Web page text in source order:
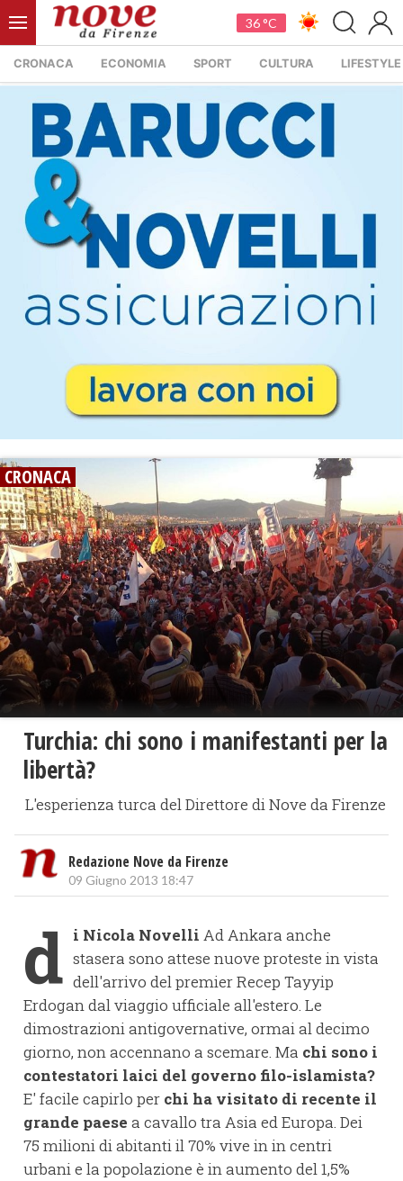
36 °C
CRONACA ECONOMIA SPORT CULTURA LIFESTYLE
CRONACA
Turchia: chi sono i manifestanti per la
libertà?
L'esperienza turca del Direttore di Nove da Firenze
Redazione Nove da Firenze
09 Giugno 2013 18:47
d i Nicola Novelli Ad Ankara anche
stasera sono attese nuove proteste in vista
dell'arrivo del premier Recep Tayyip
Erdogan dal viaggio ufficiale all'estero. Le
dimostrazioni antigovernative, ormai al decimo
giorno, non accennano a scemare. Ma chi sono i
contestatori laici del governo filo-islamista?
E' facile capirlo per chi ha visitato di recente il
grande paese a cavallo tra Asia ed Europa. Dei
75 milioni di abitanti il 70% vive in in centri
urbani e la popolazione è in aumento del 1,5%